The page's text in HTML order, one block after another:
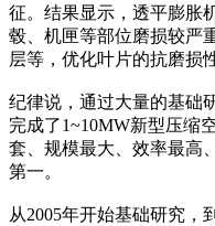
征。结果显示，透平膨胀
毂、机匣等部位磨损较严
层等，优化叶片的抗磨损
纪律说，通过大量的基础
完成了1~10MW新型压缩
套、规模最大、效率最高
第一。
从2005年开始基础研究，